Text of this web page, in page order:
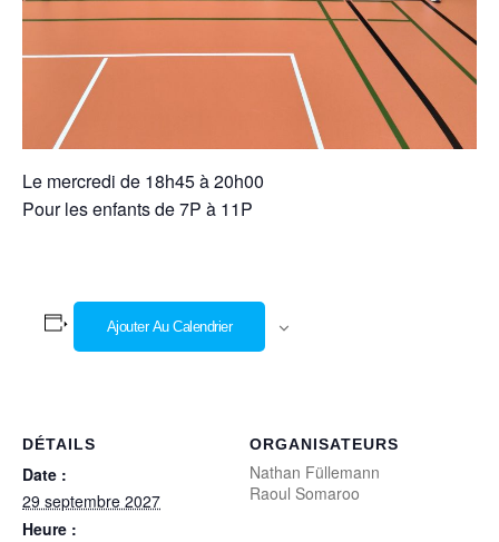
Le mercredi de 18h45 à 20h00
Pour les enfants de 7P à 11P
Ajouter Au Calendrier
DÉTAILS
Date :
29 septembre 2027
Heure :
ORGANISATEURS
Nathan Füllemann
Raoul Somaroo